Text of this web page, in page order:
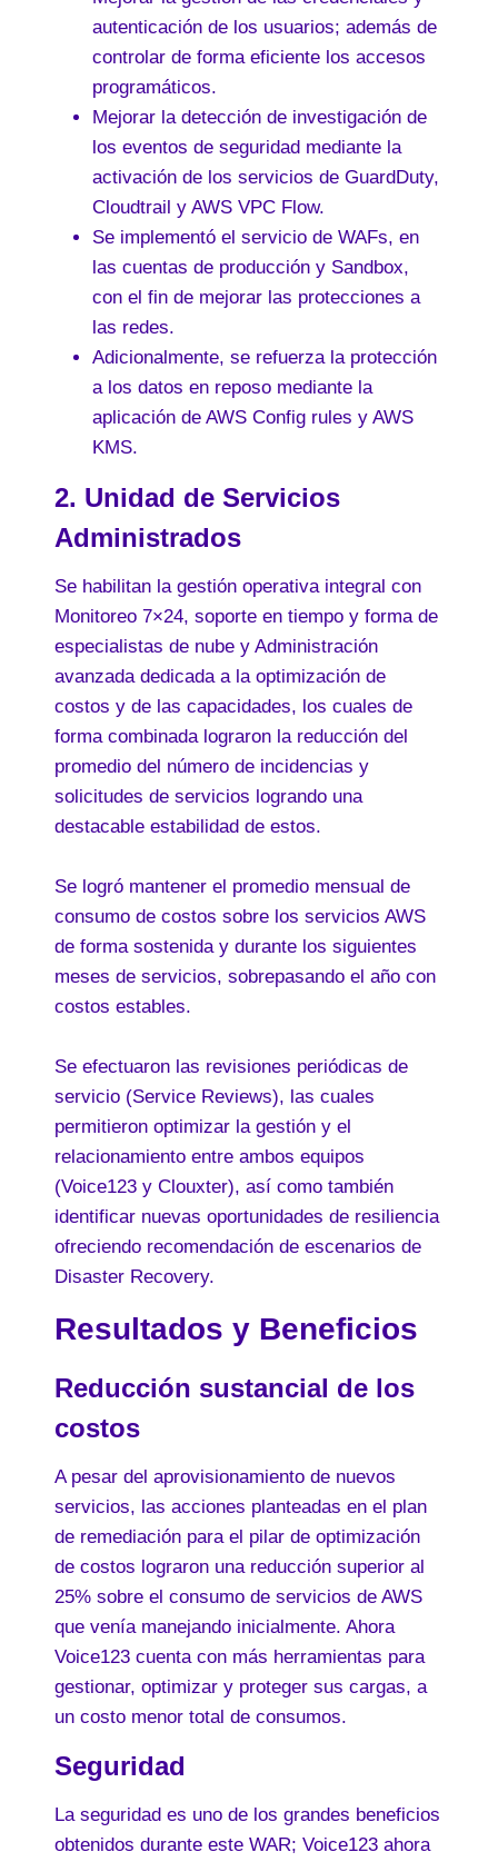
autenticación de los usuarios; además de
controlar de forma eficiente los accesos
programáticos.
Mejorar la detección de investigación de
los eventos de seguridad mediante la
activación de los servicios de GuardDuty,
Cloudtrail y AWS VPC Flow.
Se implementó el servicio de WAFs, en
las cuentas de producción y Sandbox,
con el fin de mejorar las protecciones a
las redes.
Adicionalmente, se refuerza la protección
a los datos en reposo mediante la
aplicación de AWS Config rules y AWS
KMS.
2. Unidad de Servicios
Administrados
Se habilitan la gestión operativa integral con
Monitoreo 7×24, soporte en tiempo y forma de
especialistas de nube y Administración
avanzada dedicada a la optimización de
costos y de las capacidades, los cuales de
forma combinada lograron la reducción del
promedio del número de incidencias y
solicitudes de servicios logrando una
destacable estabilidad de estos.
Se logró mantener el promedio mensual de
consumo de costos sobre los servicios AWS
de forma sostenida y durante los siguientes
meses de servicios, sobrepasando el año con
costos estables.
Se efectuaron las revisiones periódicas de
servicio (Service Reviews), las cuales
permitieron optimizar la gestión y el
relacionamiento entre ambos equipos
(Voice123 y Clouxter), así como también
identificar nuevas oportunidades de resiliencia
ofreciendo recomendación de escenarios de
Disaster Recovery.
Resultados y Beneficios
Reducción sustancial de los
costos
A pesar del aprovisionamiento de nuevos
servicios, las acciones planteadas en el plan
de remediación para el pilar de optimización
de costos lograron una reducción superior al
25% sobre el consumo de servicios de AWS
que venía manejando inicialmente. Ahora
Voice123 cuenta con más herramientas para
gestionar, optimizar y proteger sus cargas, a
un costo menor total de consumos.
Seguridad
La seguridad es uno de los grandes beneficios
obtenidos durante este WAR; Voice123 ahora